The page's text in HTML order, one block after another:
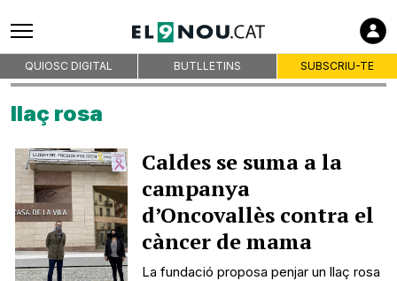
Empreses col·laboradores
Publicitat
Qui som
On som
Codi deontològic
Premis
QUIOSC DIGITAL BUTLLETINS SUBSCRIU-TE
llaç rosa
Caldes se suma a la
campanya
d’Oncovallès contra el
càncer de mama
La fundació proposa penjar un llaç rosa